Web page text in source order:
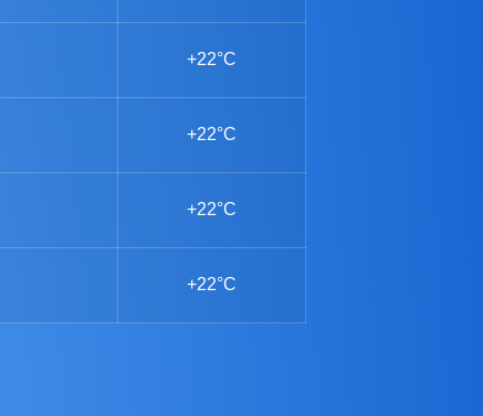
+22°C
+22°C
+22°C
+22°C